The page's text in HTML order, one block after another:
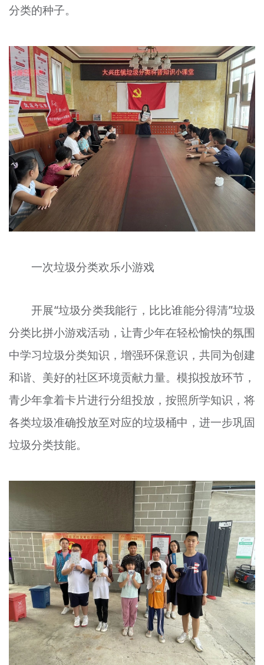
分类的种子。
一次垃圾分类欢乐小游戏
开展“垃圾分类我能行，比比谁能分得清”垃圾
分类比拼小游戏活动，让青少年在轻松愉快的氛围
中学习垃圾分类知识，增强环保意识，共同为创建
和谐、美好的社区环境贡献力量。模拟投放环节，
青少年拿着卡片进行分组投放，按照所学知识，将
各类垃圾准确投放至对应的垃圾桶中，进一步巩固
垃圾分类技能。